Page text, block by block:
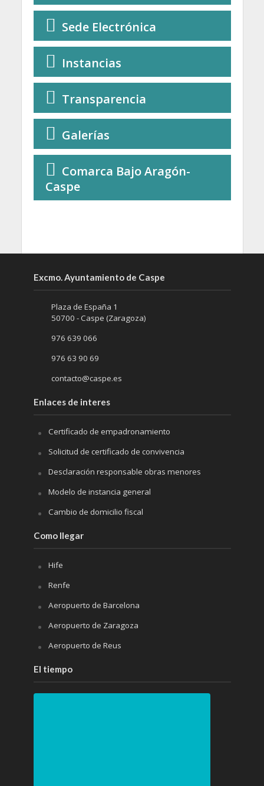
Sede Electrónica
Instancias
Transparencia
Galerías
Comarca Bajo Aragón-
Caspe
Excmo. Ayuntamiento de Caspe
Plaza de España 1
50700 - Caspe (Zaragoza)
976 639 066
976 63 90 69
contacto@caspe.es
Enlaces de interes
Certificado de empadronamiento
Solicitud de certificado de convivencia
Desclaración responsable obras menores
Modelo de instancia general
Cambio de domicilio fiscal
Como llegar
Hife
Renfe
Aeropuerto de Barcelona
Aeropuerto de Zaragoza
Aeropuerto de Reus
El tiempo